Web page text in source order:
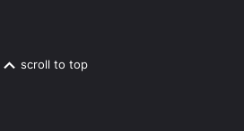
scroll to top